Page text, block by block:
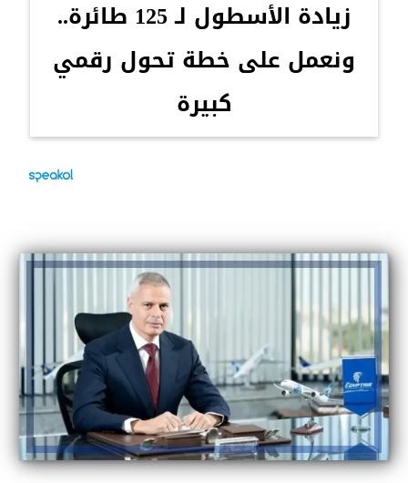
زيادة الأسطول لـ 125 طائرة..
ونعمل على خطة تحول رقمي
كبيرة